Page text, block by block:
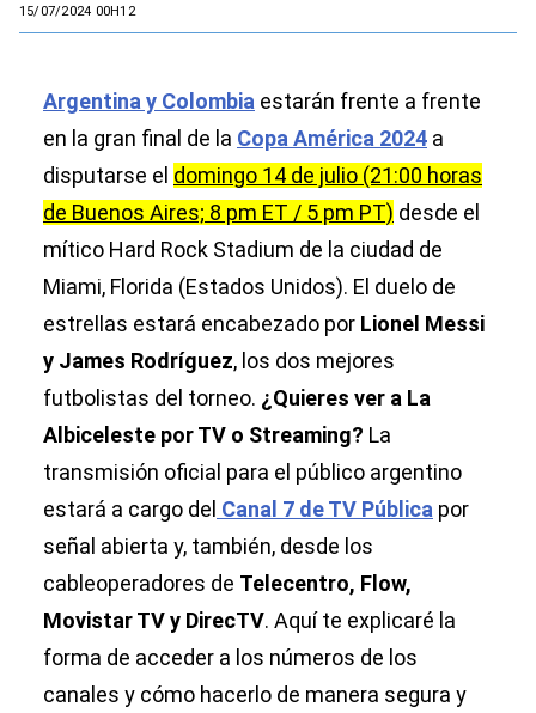
15/07/2024 00H12
Argentina y Colombia estarán frente a frente
en la gran final de la Copa América 2024 a
disputarse el domingo 14 de julio (21:00 horas
de Buenos Aires; 8 pm ET / 5 pm PT) desde el
mítico Hard Rock Stadium de la ciudad de
Miami, Florida (Estados Unidos). El duelo de
estrellas estará encabezado por Lionel Messi
y James Rodríguez, los dos mejores
futbolistas del torneo. ¿Quieres ver a La
Albiceleste por TV o Streaming? La
transmisión oficial para el público argentino
estará a cargo del Canal 7 de TV Pública por
señal abierta y, también, desde los
cableoperadores de Telecentro, Flow,
Movistar TV y DirecTV. Aquí te explicaré la
forma de acceder a los números de los
canales y cómo hacerlo de manera segura y